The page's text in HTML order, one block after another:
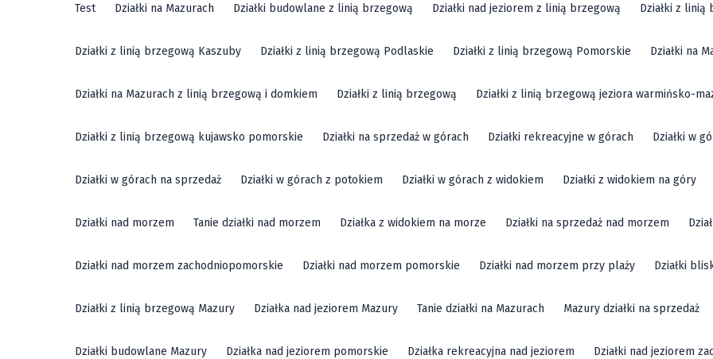
Test Działki na Mazurach Działki budowlane z linią brzegową Działki nad jeziorem z linią brzegową Działki z linią
Działki z linią brzegową Kaszuby Działki z linią brzegową Podlaskie Działki z linią brzegową Pomorskie Działki na
Działki na Mazurach z linią brzegową i domkiem Działki z linią brzegową Działki z linią brzegową jeziora warmińsko-
Działki z linią brzegową kujawsko pomorskie Działki na sprzedaż w górach Działki rekreacyjne w górach Działki w
Działki w górach na sprzedaż Działki w górach z potokiem Działki w górach z widokiem Działki z widokiem na góry
Działki nad morzem Tanie działki nad morzem Działka z widokiem na morze Działki na sprzedaż nad morzem
Działki nad morzem zachodniopomorskie Działki nad morzem pomorskie Działki nad morzem przy plaży Działki
Działki z linią brzegową Mazury Działka nad jeziorem Mazury Tanie działki na Mazurach Mazury działki na sprzedaż
Działki budowlane Mazury Działka nad jeziorem pomorskie Działka rekreacyjna nad jeziorem Działki nad jeziorem